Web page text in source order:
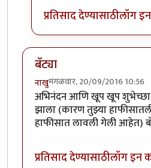
प्रतिसाद देण्यासाठीलॉग
बॅट्या
नाखुमंगळवार, 20/09/2016 10:56
अभिनंदन आणि खूप खूप शुभेच्छा.
झाला (कारण तुझ्या
हाफीसात लावली गेली आहेत)
प्रतिसाद देण्यासाठीलॉग इन